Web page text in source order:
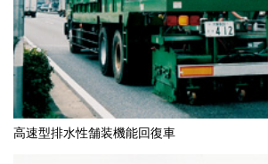
高速型排水性舗装機能回復車